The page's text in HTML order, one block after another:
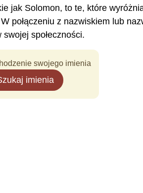
jak Solomon, to te, które
połączeniu z nazwiskiem lub
społeczności.
swojego imienia
imienia